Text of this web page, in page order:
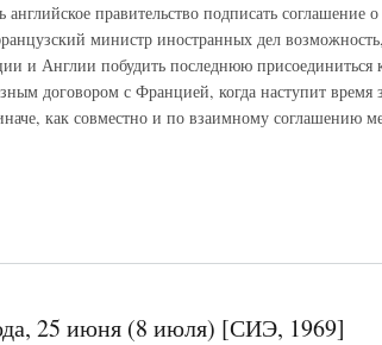
правительство подписать соглашение о
министр иностранных дел
и Англии побудить последнюю
договором с Францией, когда наступит время
как совместно и по взаимному соглашению
25 июня (8 июля) [СИЭ, 1969]